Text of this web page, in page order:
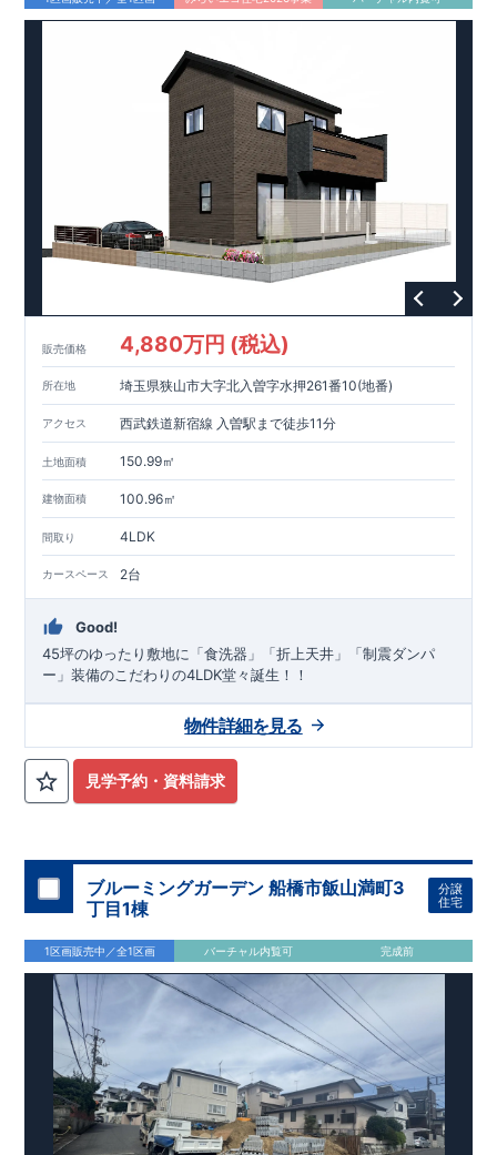
販売価格 4,880万円 (税込)
所在地 埼玉県狭山市大字北入曽字水押261番10(地番)
アクセス 西武鉄道新宿線 入曽駅まで徒歩11分
土地面積 150.99㎡
建物面積 100.96㎡
間取り 4LDK
カースペース 2台
Good!
45坪のゆったり敷地に「食洗器」「折上天井」「制震ダンパ
ー」装備のこだわりの4LDK堂々誕生！！
見学予約・資料請求
物件詳細を見る
ブルーミングガーデン 船橋市飯山満町3
丁目1棟
分譲
住宅
1区画販売中／全1区画 バーチャル内覧可 完成前